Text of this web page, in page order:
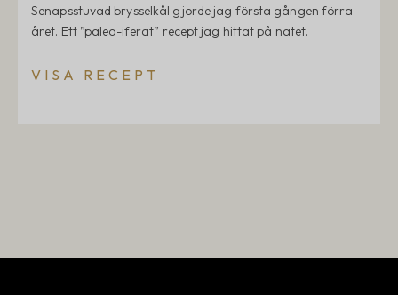
Senapsstuvad brysselkål gjorde jag första gången förra
året. Ett ”paleo-iferat” recept jag hittat på nätet.
VISA RECEPT